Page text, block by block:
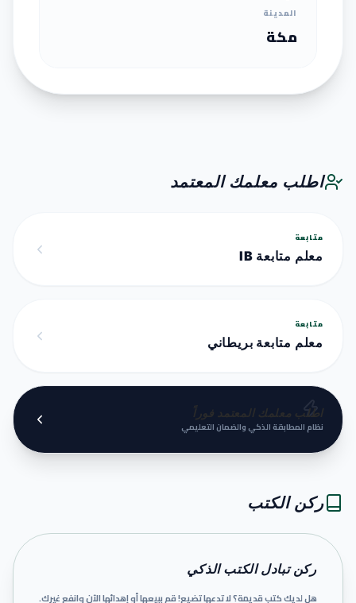
المدينة
مكة
اطلب معلمك المعتمد
متابعة
معلم متابعة IB
متابعة
معلم متابعة بريطاني
اطلب معلمك المعتمد فوراً
نظام المطابقة الذكي والضمان التعليمي
ركن الكتب
ركن تبادل الكتب الذكي
هل لديك كتب قديمة؟ لا تدعها تضيع! قم ببيعها أو إهدائها الآن وانفع غيرك.